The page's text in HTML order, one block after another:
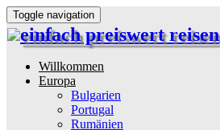
Toggle navigation
einfach preiswert reisen
Reiseinformationen und Reisetipps
Willkommen
Europa
Bulgarien
Portugal
Rumänien